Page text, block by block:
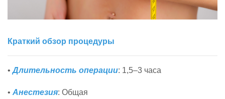
Краткий обзор процедуры
•Длительность операции: 1,5–3 часа
• Анестезия: Общая